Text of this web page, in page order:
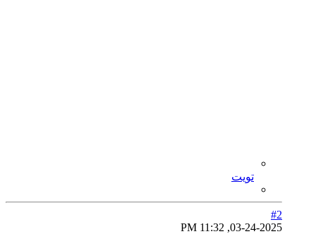
تويت
#2
03-24-2025, 11:32 PM